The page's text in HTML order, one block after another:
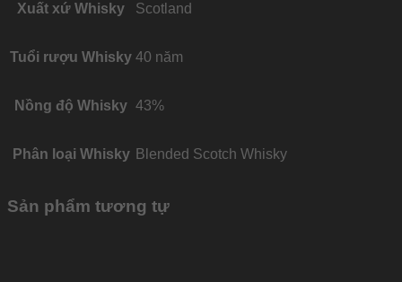
Xuất xứ Whisky Scotland
Tuổi rượu Whisky 40 năm
Nồng độ Whisky 43%
Phân loại Whisky Blended Scotch Whisky
Sản phẩm tương tự